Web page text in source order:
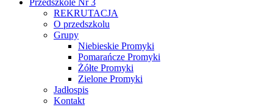
Przedszkole Nr 3
REKRUTACJA
O przedszkolu
Grupy
Niebieskie Promyki
Pomarańcze Promyki
Żółte Promyki
Zielone Promyki
Jadłospis
Kontakt